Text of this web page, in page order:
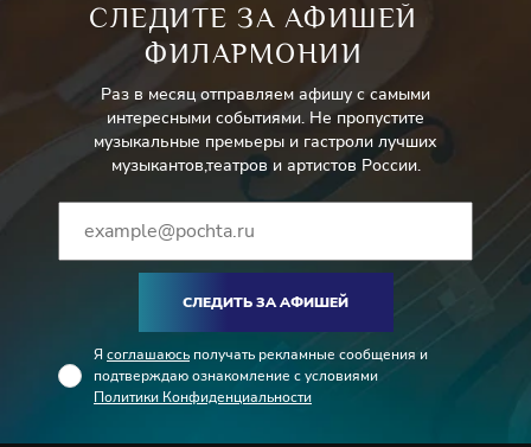
СЛЕДИТЕ ЗА АФИШЕЙ
ФИЛАРМОНИИ
Раз в месяц отправляем афишу с самыми
интересными событиями. Не пропустите
музыкальные премьеры и гастроли лучших
музыкантов,театров и артистов России.
СЛЕДИТЬ ЗА АФИШЕЙ
Я соглашаюсь получать рекламные сообщения и
подтверждаю ознакомление с условиями
Политики Конфиденциальности